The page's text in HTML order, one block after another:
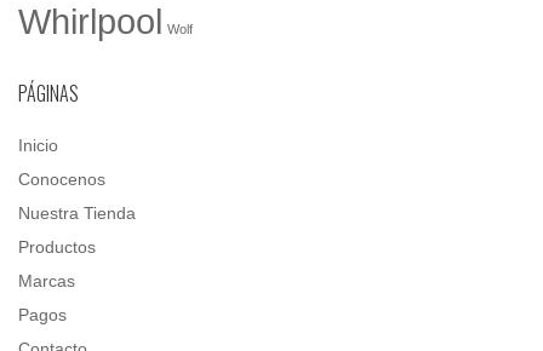
Whirlpool Wolf
PÁGINAS
Inicio
Conocenos
Nuestra Tienda
Productos
Marcas
Pagos